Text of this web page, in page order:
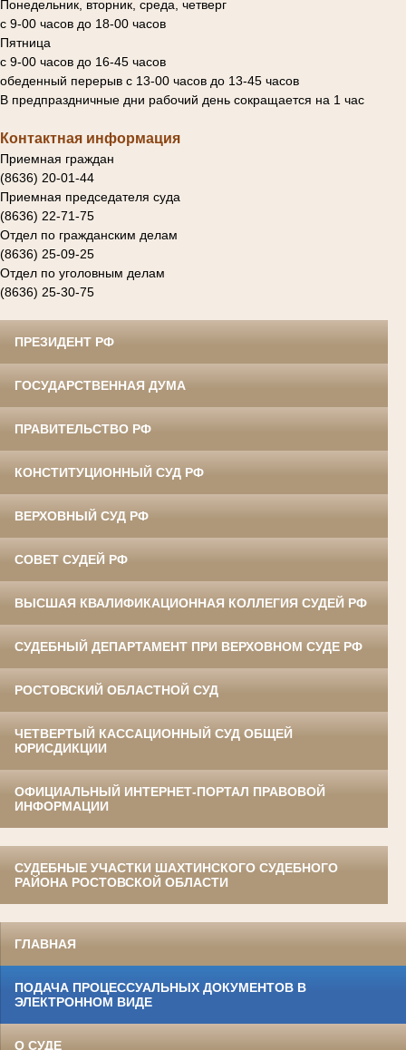
Понедельник, вторник, среда, четверг
с 9-00 часов до 18-00 часов
Пятница
с 9-00 часов до 16-45 часов
обеденный перерыв с 13-00 часов до 13-45 часов
В предпраздничные дни рабочий день сокращается на 1 час
Контактная информация
Приемная граждан
(8636) 20-01-44
Приемная председателя суда
(8636) 22-71-75
Отдел по гражданским делам
(8636) 25-09-25
Отдел по уголовным делам
(8636) 25-30-75
ПРЕЗИДЕНТ РФ
ГОСУДАРСТВЕННАЯ ДУМА
ПРАВИТЕЛЬСТВО РФ
КОНСТИТУЦИОННЫЙ СУД РФ
ВЕРХОВНЫЙ СУД РФ
СОВЕТ СУДЕЙ РФ
ВЫСШАЯ КВАЛИФИКАЦИОННАЯ КОЛЛЕГИЯ СУДЕЙ РФ
СУДЕБНЫЙ ДЕПАРТАМЕНТ ПРИ ВЕРХОВНОМ СУДЕ РФ
РОСТОВСКИЙ ОБЛАСТНОЙ СУД
ЧЕТВЕРТЫЙ КАССАЦИОННЫЙ СУД ОБЩЕЙ
ЮРИСДИКЦИИ
ОФИЦИАЛЬНЫЙ ИНТЕРНЕТ-ПОРТАЛ ПРАВОВОЙ
ИНФОРМАЦИИ
СУДЕБНЫЕ УЧАСТКИ ШАХТИНСКОГО СУДЕБНОГО
РАЙОНА РОСТОВСКОЙ ОБЛАСТИ
ГЛАВНАЯ
ПОДАЧА ПРОЦЕССУАЛЬНЫХ ДОКУМЕНТОВ В
ЭЛЕКТРОННОМ ВИДЕ
О СУДЕ